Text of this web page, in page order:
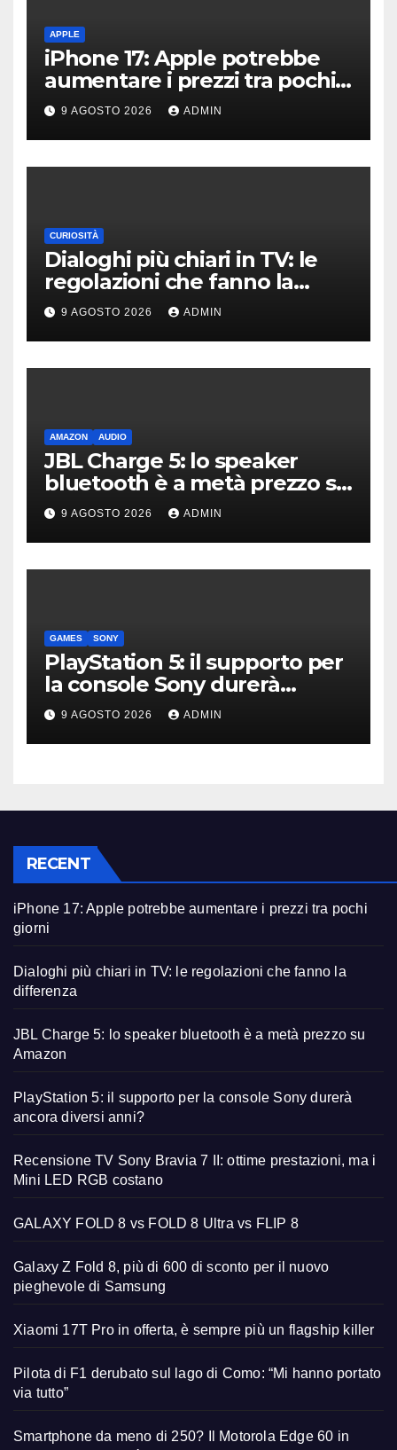
APPLE
iPhone 17: Apple potrebbe
aumentare i prezzi tra pochi
giorni
9 AGOSTO 2026 ADMIN
CURIOSITÀ
Dialoghi più chiari in TV: le
regolazioni che fanno la
differenza
9 AGOSTO 2026 ADMIN
AMAZON AUDIO
JBL Charge 5: lo speaker
bluetooth è a metà prezzo su
Amazon
9 AGOSTO 2026 ADMIN
GAMES SONY
PlayStation 5: il supporto per
la console Sony durerà
ancora diversi anni?
9 AGOSTO 2026 ADMIN
RECENT
iPhone 17: Apple potrebbe aumentare i prezzi tra pochi
giorni
Dialoghi più chiari in TV: le regolazioni che fanno la
differenza
JBL Charge 5: lo speaker bluetooth è a metà prezzo su
Amazon
PlayStation 5: il supporto per la console Sony durerà
ancora diversi anni?
Recensione TV Sony Bravia 7 II: ottime prestazioni, ma i
Mini LED RGB costano
GALAXY FOLD 8 vs FOLD 8 Ultra vs FLIP 8
Galaxy Z Fold 8, più di 600 di sconto per il nuovo
pieghevole di Samsung
Xiaomi 17T Pro in offerta, è sempre più un flagship killer
Pilota di F1 derubato sul lago di Como: “Mi hanno portato
via tutto”
Smartphone da meno di 250? Il Motorola Edge 60 in